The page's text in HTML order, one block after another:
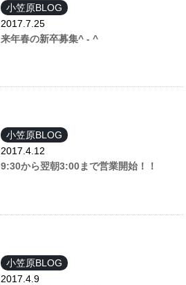
小笠原BLOG
2017.7.25
来年春の新卒募集^ - ^
小笠原BLOG
2017.4.12
9:30から翌朝3:00まで営業開始！！
小笠原BLOG
2017.4.9